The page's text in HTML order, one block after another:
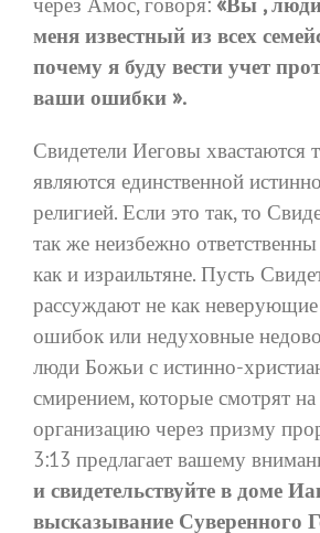
меня известный из всех
почему я буду вести учет
ваши ошибки ».
Свидетели Иеговы хвастаются
являются единственной
религией. Если это так, то
так же неизбежно
как и израильтяне. Пусть
рассуждают не как
ошибок или недуховные
люди Божьи с истинно-
смирением, которые смотрят
организацию через призму
3:13 предлагает вашему
и свидетельствуйте в доме
высказывание Суверенного